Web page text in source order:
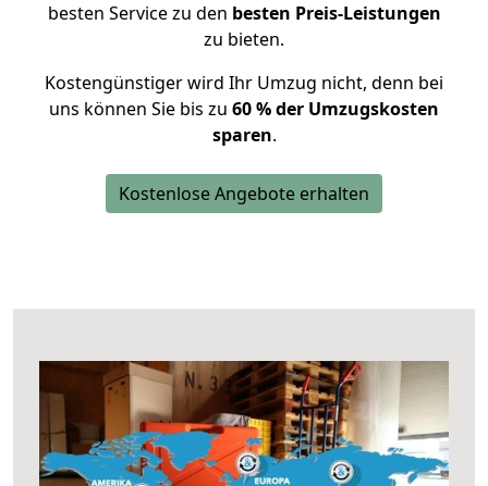
besten Service zu den besten Preis-Leistungen
zu bieten.
Kostengünstiger wird Ihr Umzug nicht, denn bei
uns können Sie bis zu 60 % der Umzugskosten
sparen.
Kostenlose Angebote erhalten